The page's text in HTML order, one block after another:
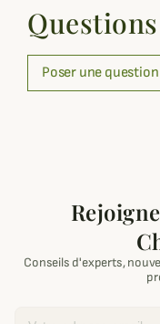
Poser une question
Conseils d'experts,